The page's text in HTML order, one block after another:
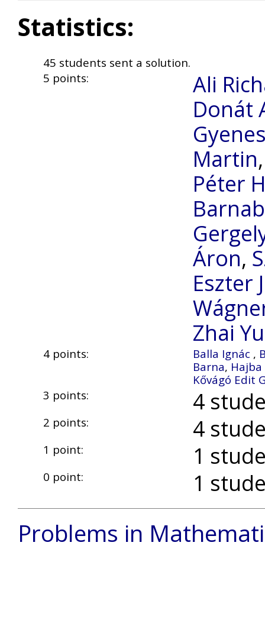
Statistics:
45 students sent a solution.
5 points:
Ali
Donát
Martin
Péter
Áron,
Eszter
Zhai
4 points: Balla Ignác ,
Barna,
Kővágó Edit
3 points:
4
2 points: 4
1 point: 1
0 point: 1
Problems in